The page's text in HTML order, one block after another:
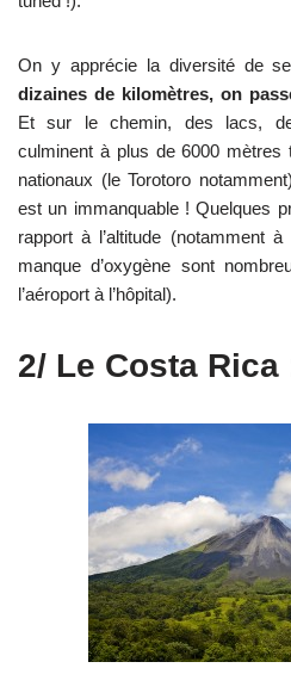
On y apprécie la diversité de
dizaines de kilomètres, on
Et sur le chemin, des lacs,
culminent à plus de 6000
nationaux (le Torotoro
est un immanquable ! Quelques
rapport à l’altitude (notamment
manque d’oxygène sont
l’aéroport à l’hôpital).
2/ Le Costa Rica